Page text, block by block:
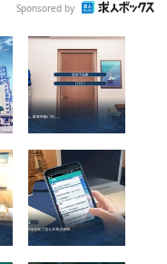
Sponsored by